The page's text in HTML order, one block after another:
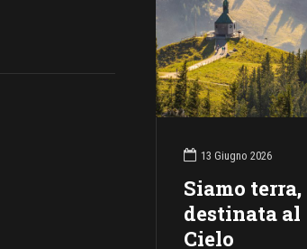
13 Giugno 2026
Siamo terra,
destinata al
Cielo